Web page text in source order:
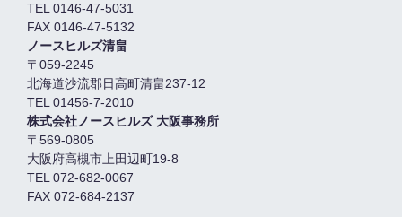
TEL 0146-47-5031
FAX 0146-47-5132
ノースヒルズ清畠
〒059-2245
北海道沙流郡日高町清畠237-12
TEL 01456-7-2010
株式会社ノースヒルズ 大阪事務所
〒569-0805
大阪府高槻市上田辺町19-8
TEL 072-682-0067
FAX 072-684-2137